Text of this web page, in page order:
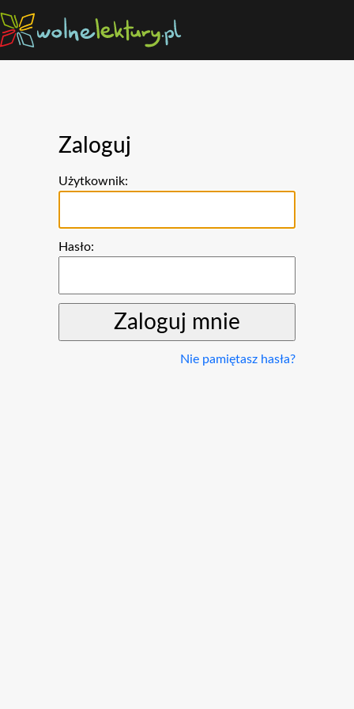
Zaloguj
Użytkownik:
Hasło:
Nie pamiętasz hasła?